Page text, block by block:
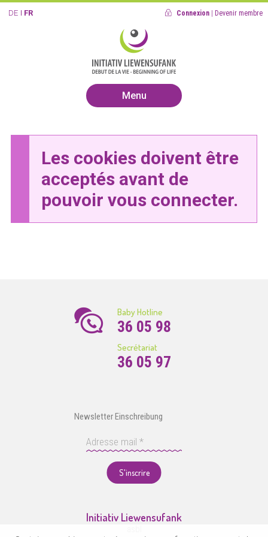
DE FR Connexion Devenir membre
Menu
Les cookies doivent être
acceptés avant de
pouvoir vous connecter.
Baby Hotline
36 05 98
Secrétariat
36 05 97
Newsletter Einschreibung
S'inscrire
Initiativ Liewensufank